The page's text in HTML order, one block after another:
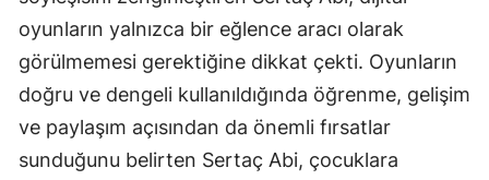
oyunların yalnızca bir eğlence aracı olarak
görülmemesi gerektiğine dikkat çekti. Oyunların
doğru ve dengeli kullanıldığında öğrenme, gelişim
ve paylaşım açısından da önemli fırsatlar
sunduğunu belirten Sertaç Abi, çocuklara